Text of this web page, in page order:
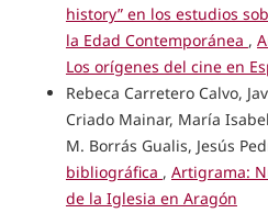
history” en los estudios
la Edad Contemporánea ,
Los orígenes del cine en
Rebeca Carretero Calvo,
Criado Mainar, María
M. Borrás Gualis, Jesús
bibliográfica , Artigrama:
de la Iglesia en Aragón